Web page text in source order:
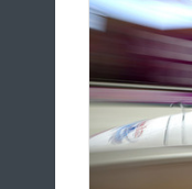
Третьяк
сборной
09:13